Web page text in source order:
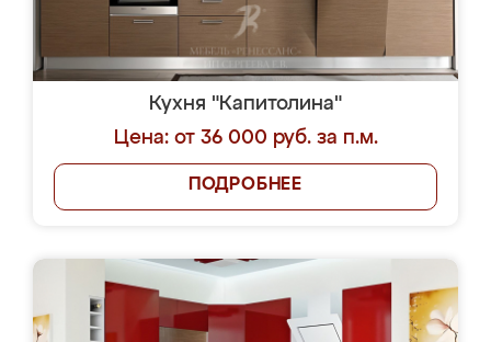
Кухня "Капитолина"
Цена: от 36 000 руб. за п.м.
ПОДРОБНЕЕ